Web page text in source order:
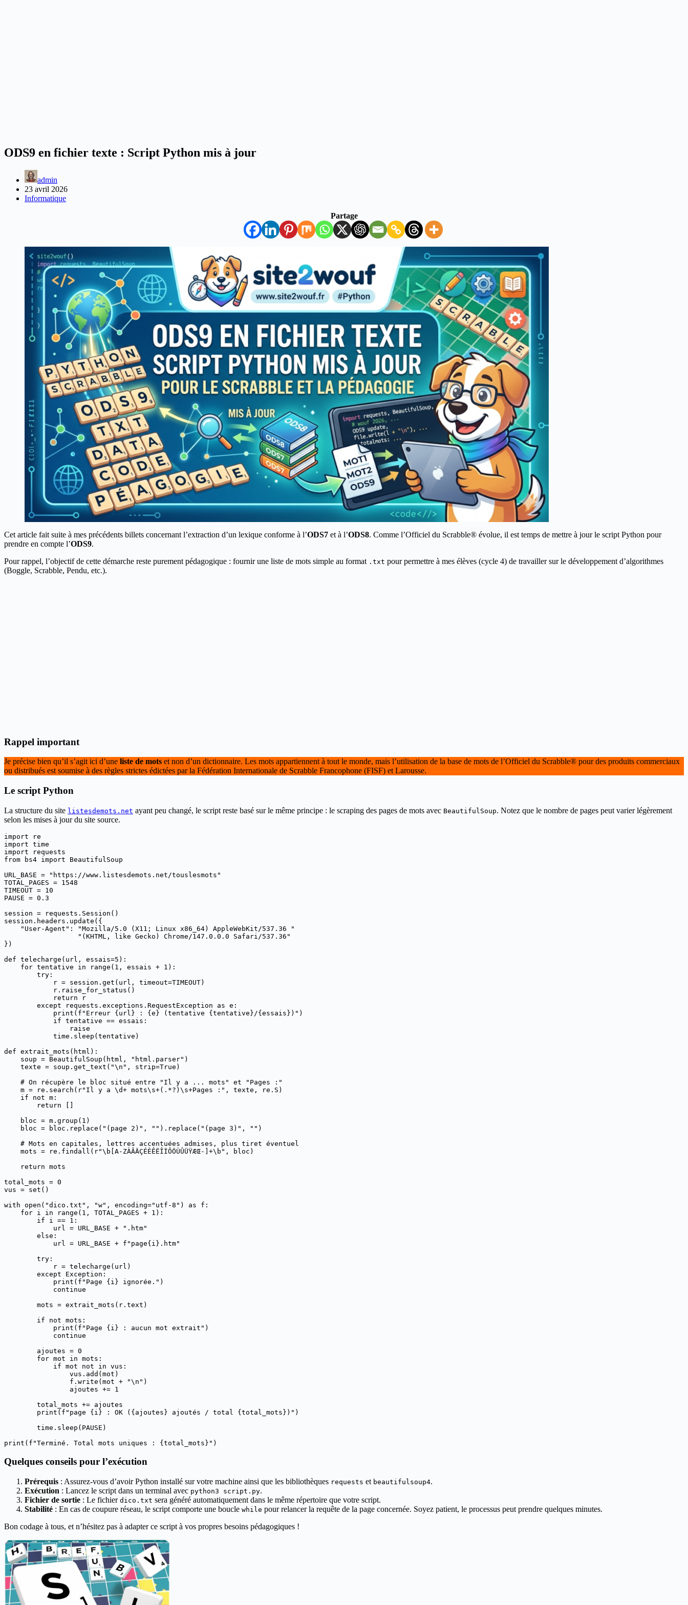
ODS9 en fichier texte : Script Python mis à jour
admin
23 avril 2026
Informatique
Partage
Cet article fait suite à mes précédents billets concernant l’extraction d’un lexique conforme à l’ODS7 et à l’ODS8. Comme l’Officiel du Scrabble® évolue, il est temps de mettre à jour le script Python pour
prendre en compte l’ODS9.
Pour rappel, l’objectif de cette démarche reste purement pédagogique : fournir une liste de mots simple au format .txt pour permettre à mes élèves (cycle 4) de travailler sur le développement d’algorithmes
(Boggle, Scrabble, Pendu, etc.).
Rappel important
Je précise bien qu’il s’agit ici d’une liste de mots et non d’un dictionnaire. Les mots appartiennent à tout le monde, mais l’utilisation de la base de mots de l’Officiel du Scrabble® pour des produits commerciaux
ou distribués est soumise à des règles strictes édictées par la Fédération Internationale de Scrabble Francophone (FISF) et Larousse.
Le script Python
La structure du site listesdemots.net ayant peu changé, le script reste basé sur le même principe : le scraping des pages de mots avec BeautifulSoup. Notez que le nombre de pages peut varier légèrement
selon les mises à jour du site source.
import re
import time
import requests
from bs4 import BeautifulSoup
URL_BASE = "https://www.listesdemots.net/touslesmots"
TOTAL_PAGES = 1548
TIMEOUT = 10
PAUSE = 0.3
session = requests.Session()
session.headers.update({
    "User-Agent": "Mozilla/5.0 (X11; Linux x86_64) AppleWebKit/537.36 "
                  "(KHTML, like Gecko) Chrome/147.0.0.0 Safari/537.36"
})
def telecharge(url, essais=5):
    for tentative in range(1, essais + 1):
        try:
            r = session.get(url, timeout=TIMEOUT)
            r.raise_for_status()
            return r
        except requests.exceptions.RequestException as e:
            print(f"Erreur {url} : {e} (tentative {tentative}/{essais})")
            if tentative == essais:
                raise
            time.sleep(tentative)
def extrait_mots(html):
    soup = BeautifulSoup(html, "html.parser")
    texte = soup.get_text("\n", strip=True)
    # On récupère le bloc situé entre "Il y a ... mots" et "Pages :"
    m = re.search(r"Il y a \d+ mots\s+(.*?)\s+Pages :", texte, re.S)
    if not m:
        return []
    bloc = m.group(1)
    bloc = bloc.replace("(page 2)", "").replace("(page 3)", "")
    # Mots en capitales, lettres accentuées admises, plus tiret éventuel
    mots = re.findall(r"\b[A-ZÀÂÄÇÉÈÊËÎÏÔÖÙÛÜŸÆŒ-]+\b", bloc)
    return mots
total_mots = 0
vus = set()
with open("dico.txt", "w", encoding="utf-8") as f:
    for i in range(1, TOTAL_PAGES + 1):
        if i == 1:
            url = URL_BASE + ".htm"
        else:
            url = URL_BASE + f"page{i}.htm"
        try:
            r = telecharge(url)
        except Exception:
            print(f"Page {i} ignorée.")
            continue
        mots = extrait_mots(r.text)
        if not mots:
            print(f"Page {i} : aucun mot extrait")
            continue
        ajoutes = 0
        for mot in mots:
            if mot not in vus:
                vus.add(mot)
                f.write(mot + "\n")
                ajoutes += 1
        total_mots += ajoutes
        print(f"page {i} : OK ({ajoutes} ajoutés / total {total_mots})")
        time.sleep(PAUSE)
Quelques conseils pour l’exécution
Prérequis : Assurez-vous d’avoir Python installé sur votre machine ainsi que les bibliothèques requests et beautifulsoup4.
Exécution : Lancez le script dans un terminal avec python3 script.py.
Fichier de sortie : Le fichier dico.txt sera généré automatiquement dans le même répertoire que votre script.
Stabilité : En cas de coupure réseau, le script comporte une boucle while pour relancer la requête de la page concernée. Soyez patient, le processus peut prendre quelques minutes.
Bon codage à tous, et n’hésitez pas à adapter ce script à vos propres besoins pédagogiques !